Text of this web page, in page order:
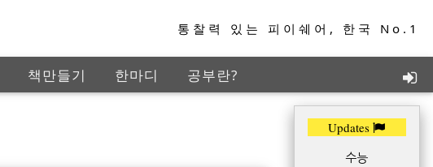
통찰력 있는 피이쉐어, 한국 No.1
책만들기 한마디
공부란?
Updates
수능